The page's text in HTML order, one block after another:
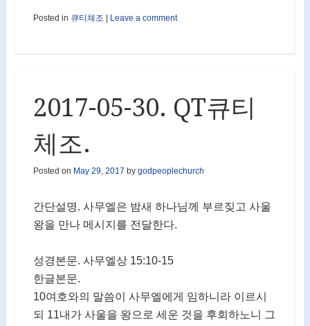
Posted in 큐티체조 Leave a comment
2017-05-30. QT큐티
체조.
Posted on May 29, 2017 by godpeoplechurch
간단설명. 사무엘은 밤새 하나님께 부르짖고 사울
왕을 만나 메시지를 전달한다.
성경본문. 사무엘상 15:10-15
한글본문.
10여호와의 말씀이 사무엘에게 임하니라 이르시
되 11내가 사울을 왕으로 세운 것을 후회하노니 그